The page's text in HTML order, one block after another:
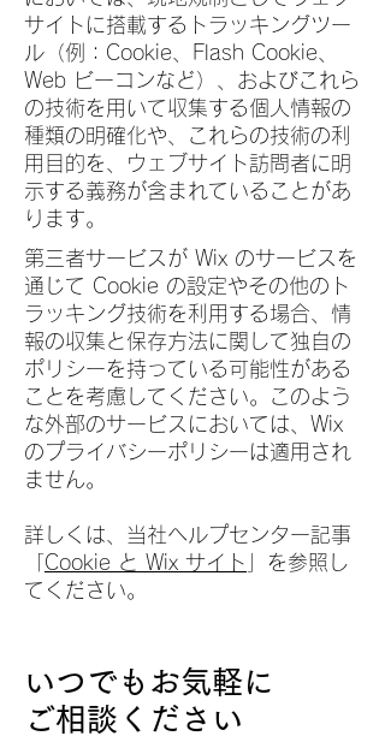
サイトに搭載するトラッキングツー
ル（例：Cookie、Flash Cookie、
Web ビーコンなど）、およびこれら
の技術を用いて収集する個人情報の
種類の明確化や、これらの技術の利
用目的を、ウェブサイト訪問者に明
示する義務が含まれていることがあ
ります。
第三者サービスが Wix のサービスを
通じて Cookie の設定やその他のト
ラッキング技術を利用する場合、情
報の収集と保存方法に関して独自の
ポリシーを持っている可能性がある
ことを考慮してください。このよう
な外部のサービスにおいては、Wix
のプライバシーポリシーは適用され
ません。
詳しくは、当社ヘルプセンター記事
Cookie と Wix サイト
」を参照し
てください。
いつでもお気軽に
ご相談ください